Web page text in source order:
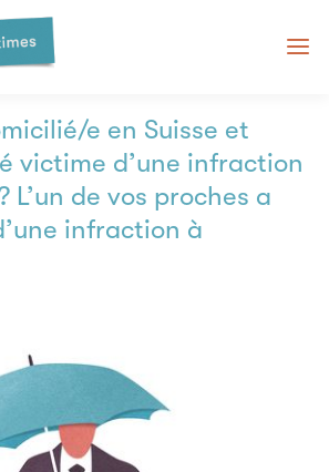
à
e en Suisse et
victime d’une infraction
L’un de vos proches a
infraction à